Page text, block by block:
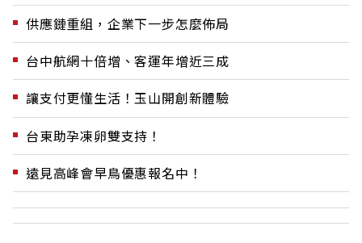
供應鏈重組，企業下一步怎麼佈局
台中航網十倍增、客運年增近三成
讓支付更懂生活！玉山開創新體驗
台東助孕凍卵雙支持！
遠見高峰會早鳥優惠報名中！